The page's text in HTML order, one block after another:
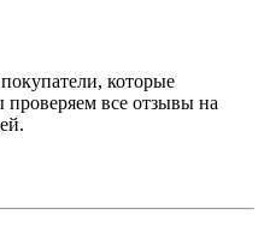
которые
все отзывы на